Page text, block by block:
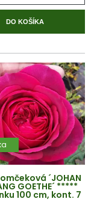
DO KOŠÍKA
´JOHAN
GOETHE´ *****
100 cm, kont. 7